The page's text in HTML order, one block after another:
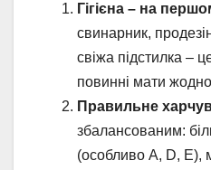
Гігієна – на
свинарник,
свіжа підстилка –
повинні мати
Правильне
збалансованим:
(особливо А, D, E),